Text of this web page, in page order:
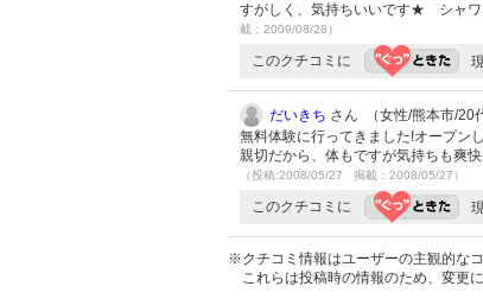
すがしく、気持ちいいです★ シャワ
載：2009/08/28）
このクチコミに
だいきち さん （女性/熊本市/20
無料体験に行ってきました!オープン
親切だから、体もですが気持ちも爽
（投稿:2008/05/27 掲載：2008/05/27）
このクチコミに
※クチコミ情報はユーザーの主観的なコ
これらは投稿時の情報のため、変更